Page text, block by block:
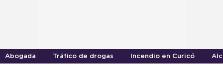
Abogada Tráfico de drogas Incendio en Curicó